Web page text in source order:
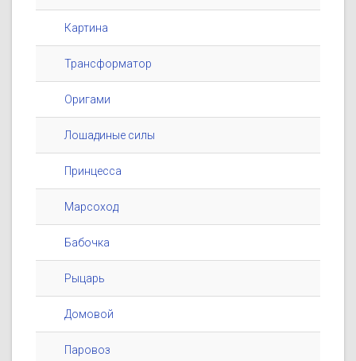
Картина
Трансформатор
Оригами
Лошадиные силы
Принцесса
Марсоход
Бабочка
Рыцарь
Домовой
Паровоз